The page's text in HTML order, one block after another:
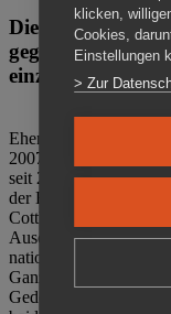
Die Gedenkstätte
gegen das
einzigartig.
Ehemalige politische
2007 den Verein
seit 2011 Eigentümer
der Bautzener Straße
Cottbus ist. Im
Auseinandersetzung
nationalsozialistischen
Ganzjährig zeigen
Gedenkstätte
klicken,
Cookies,
Einstellungen
> Zur